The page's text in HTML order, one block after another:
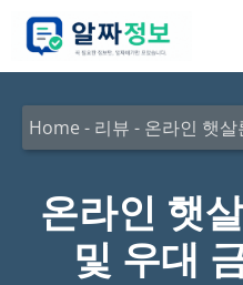
Home - 리뷰 - 온라인 햇살론
온라인 햇
및 우대